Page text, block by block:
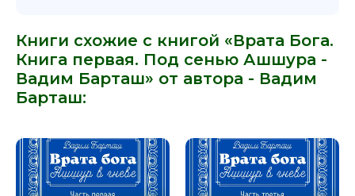
Книги схожие с книгой «Врата Бога.
Книга первая. Под сенью Ашшура -
Вадим Барташ» от автора - Вадим
Барташ: